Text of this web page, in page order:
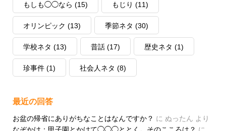
もしも◯◯なら (15) もじり (11)
オリンピック (13) 季節ネタ (30)
学校ネタ (13) 昔話(17) 歴史ネタ (1)
珍事件(1) 社会人ネタ (8)
最近の回答
お盆の帰省にありがちなことはなんですか？ に ぬったん より
なぞかけ：甲子園とかけて◯◯◯ととく。そのこころは？ に